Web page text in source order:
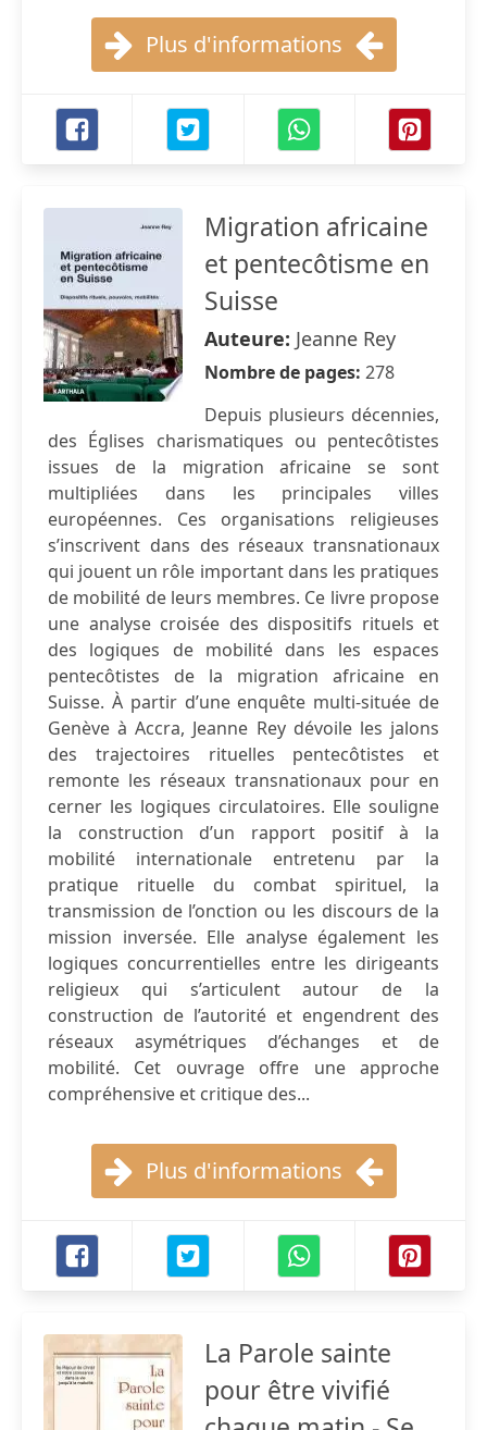
Plus d'informations
Migration africaine
et pentecôtisme en
Suisse
Auteure: Jeanne Rey
Nombre de pages: 278
Depuis plusieurs décennies,
des Églises charismatiques ou pentecôtistes
issues de la migration africaine se sont
multipliées dans les principales villes
européennes. Ces organisations religieuses
s’inscrivent dans des réseaux transnationaux
qui jouent un rôle important dans les pratiques
de mobilité de leurs membres. Ce livre propose
une analyse croisée des dispositifs rituels et
des logiques de mobilité dans les espaces
pentecôtistes de la migration africaine en
Suisse. À partir d’une enquête multi-située de
Genève à Accra, Jeanne Rey dévoile les jalons
des trajectoires rituelles pentecôtistes et
remonte les réseaux transnationaux pour en
cerner les logiques circulatoires. Elle souligne
la construction d’un rapport positif à la
mobilité internationale entretenu par la
pratique rituelle du combat spirituel, la
transmission de l’onction ou les discours de la
mission inversée. Elle analyse également les
logiques concurrentielles entre les dirigeants
religieux qui s’articulent autour de la
construction de l’autorité et engendrent des
réseaux asymétriques d’échanges et de
mobilité. Cet ouvrage offre une approche
compréhensive et critique des...
Plus d'informations
La Parole sainte
pour être vivifié